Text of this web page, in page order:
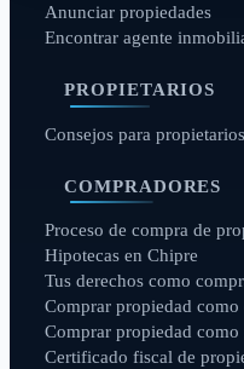
Anunciar propiedades
Encontrar agente
PROPIETARIOS
Consejos para propietarios
COMPRADORES
Proceso de compra de
Hipotecas en Chipre
Tus derechos como
Comprar propiedad
Comprar propiedad como
Certificado fiscal de